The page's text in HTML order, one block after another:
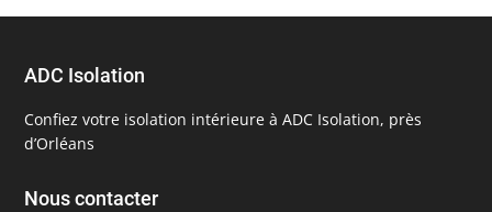
ADC Isolation
Confiez votre isolation intérieure à ADC Isolation, près
d’Orléans
Nous contacter